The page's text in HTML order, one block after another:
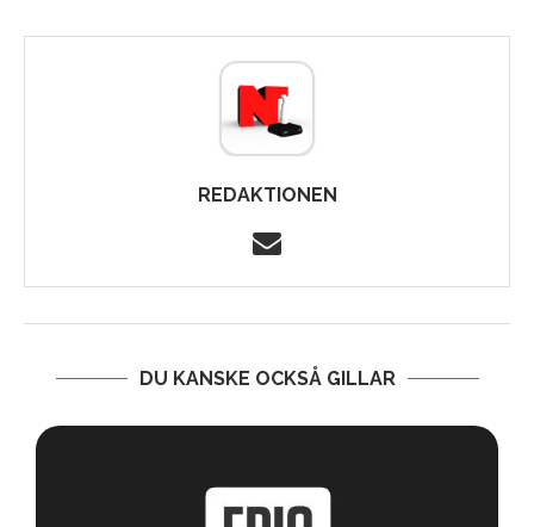
REDAKTIONEN
DU KANSKE OCKSÅ GILLAR